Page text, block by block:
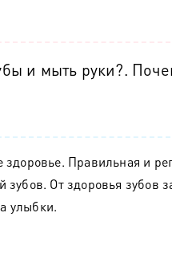
и мыть руки?.
Правильная и
зубов. От здоровья зубов
улыбки.